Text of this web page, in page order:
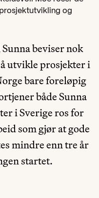
og
beviser nok
utvikle prosjekter i
bare foreløpig
både Sunna
i Sverige ros for
som gjør at gode
mindre enn tre år
startet.